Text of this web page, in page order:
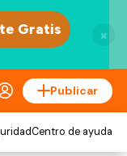
×
Publicar
Centro de ayuda